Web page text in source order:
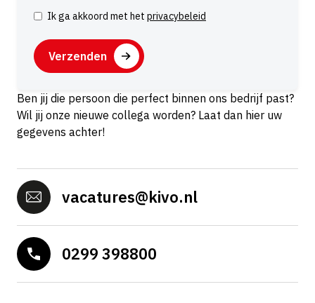
I
s
t
m
m
i
g
Ik ga akkoord met het privacybeleid
C
A
T
C
H
Ben jij die persoon die perfect binnen ons bedrijf past?
Wil jij onze nieuwe collega worden? Laat dan hier uw
gegevens achter!
vacatures@kivo.nl
0299 398800